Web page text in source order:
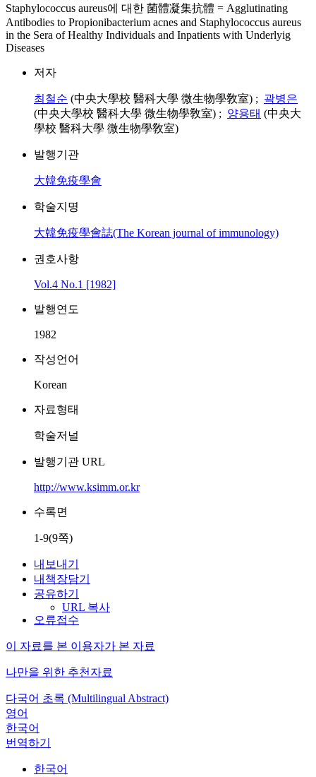
Staphylococcus aureus에 대한 菌體凝集抗體 = Agglutinating
Antibodies to Propionibacterium acnes and Staphylococcus aureus
in the Sera of Healthy Individuals and Inpatients with Underlyig
Diseases
저자
최철순 (中央大學校 醫科大學 微生物學敎室) ; 곽병은
(中央大學校 醫科大學 微生物學敎室) ; 양용태 (中央大
學校 醫科大學 微生物學敎室)
발행기관
大韓免疫學會
학술지명
大韓免疫學會誌(The Korean journal of immunology)
권호사항
Vol.4 No.1 [1982]
발행연도
1982
작성언어
Korean
자료형태
학술저널
발행기관 URL
http://www.ksimm.or.kr
수록면
1-9(9쪽)
내보내기
내책장담기
공유하기
URL 복사
오류접수
이 자료를 본 이용자가 본 자료
나만을 위한 추천자료
다국어 초록 (Multilingual Abstract)
영어
한국어
번역하기
한국어